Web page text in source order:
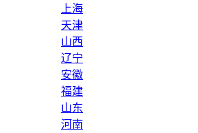
上海
天津
山西
辽宁
安徽
福建
山东
河南